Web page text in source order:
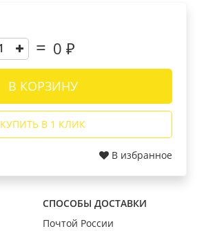
0 ₽
В КОРЗИНУ
КУПИТЬ В 1 КЛИК
В избранное
СПОСОБЫ ДОСТАВКИ
Почтой России